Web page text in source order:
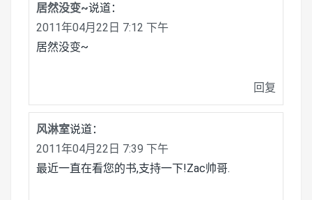
居然没变~说道：
2011年04月22日 7:12 下午
居然没变~
回复
风淋室说道：
2011年04月22日 7:39 下午
最近一直在看您的书,支持一下!Zac帅哥.